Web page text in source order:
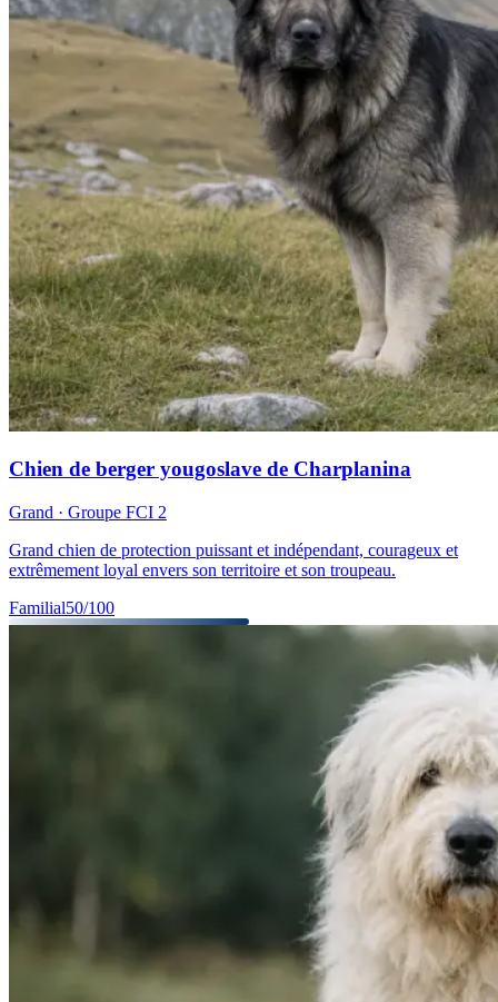
Chien de berger yougoslave de Charplanina
Grand · Groupe FCI 2
Grand chien de protection puissant et indépendant, courageux et
extrêmement loyal envers son territoire et son troupeau.
Familial50/100